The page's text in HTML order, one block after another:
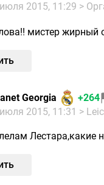
2015, 11:29 >
мистер жирный
Georgia
+264
2015, 11:31 >
Лестара,какие